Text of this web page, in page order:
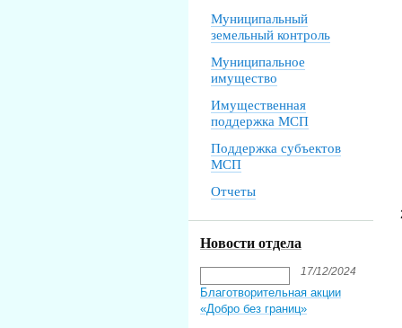
Муниципальный
земельный контроль
Муниципальное
имущество
Имущественная
поддержка МСП
Поддержка субъектов
МСП
Отчеты
Новости отдела
17/12/2024
Благотворительная акции
«Добро без границ»